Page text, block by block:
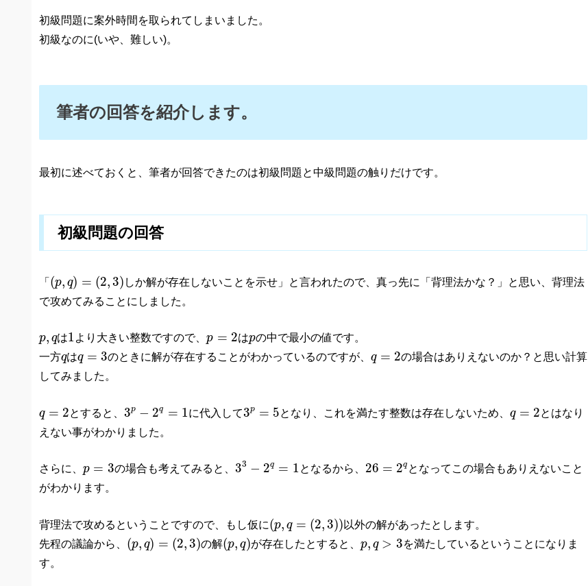
初級問題に案外時間を取られてしまいました。
初級なのに(いや、難しい)。
筆者の回答を紹介します。
最初に述べておくと、筆者が回答できたのは初級問題と中級問題の触りだけです。
初級問題の回答
「 (p, q) = (2,3)
( ) ,3
しか解が存在しないことを示せ」と言われたので、真っ先に「背理法かな？」と思い、背理法
で攻めてみることにしました。
p, q
p qは1
1 より大きい整数ですので、p = 2
p はp
pの中で最小の値です。
一方q
qはq = 3
q のときに解が存在することがわかっているのですが、q = 2
q
の場合はありえないのか？と思い計算
してみました。
q = 2
q とすると、 3p − 2q = 1
3p 2q= に代入して3p = 5
3p となり、これを満たす整数は存在しないため、q = 2
q
とはなり
えない事がわかりました。
さらに、 p = 3
p の場合も考えてみると、 33 − 2q = 1
33 2q=
となるから、 26 = 2q
26 q となってこの場合もありえないこと
がわかります。
背理法で攻めるということですので、もし仮に(p, q = (2,3))
( ,3 )
以外の解があったとします。
先程の議論から、 (p, q) = (2,3)
( ) ,3 の解(p, q)
( )が存在したとすると、 p, q > 3
p q>3
を満たしているということになりま
す。